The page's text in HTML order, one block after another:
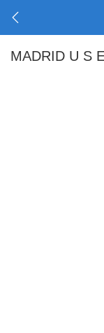
MADRID U S